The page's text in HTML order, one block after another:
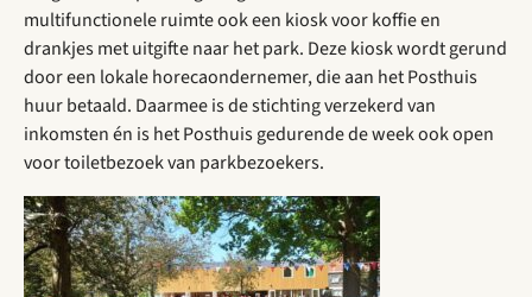
multifunctionele ruimte ook een kiosk voor koffie en
drankjes met uitgifte naar het park. Deze kiosk wordt gerund
door een lokale horecaondernemer, die aan het Posthuis
huur betaald. Daarmee is de stichting verzekerd van
inkomsten én is het Posthuis gedurende de week ook open
voor toiletbezoek van parkbezoekers.